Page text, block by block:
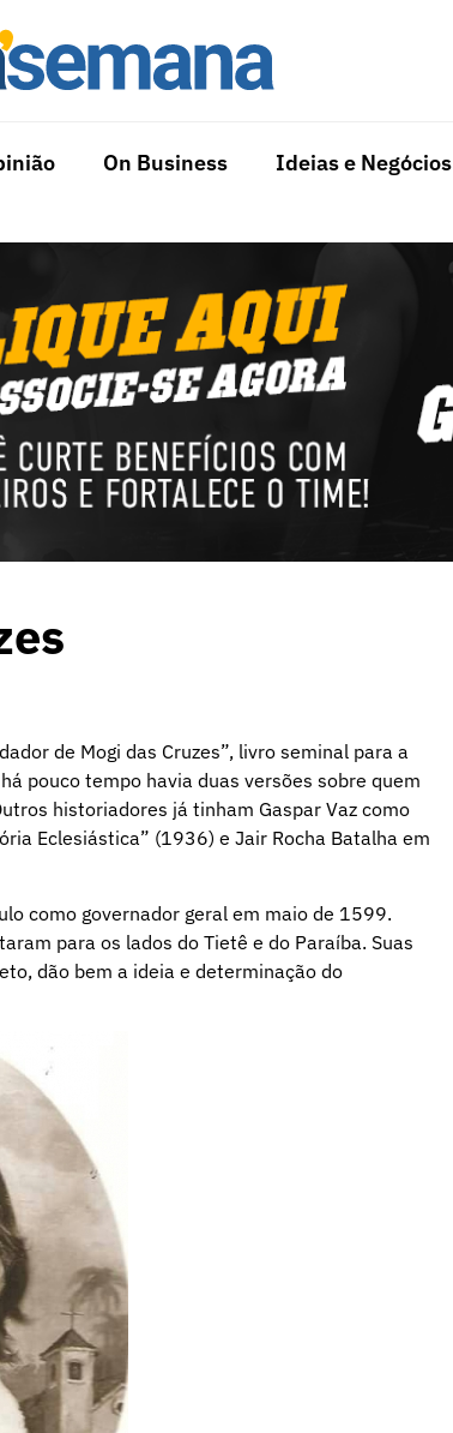
On Business Ideias e Negócios
de Mogi das Cruzes”, livro seminal para a
pouco tempo havia duas versões sobre quem
historiadores já tinham Gaspar Vaz como
Eclesiástica” (1936) e Jair Rocha Batalha em
como governador geral em maio de 1599.
para os lados do Tietê e do Paraíba. Suas
dão bem a ideia e determinação do